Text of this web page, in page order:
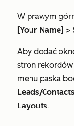
W prawym
[Your Name] >
Aby dodać
stron rekordów
menu paska
Leads/
Layouts.